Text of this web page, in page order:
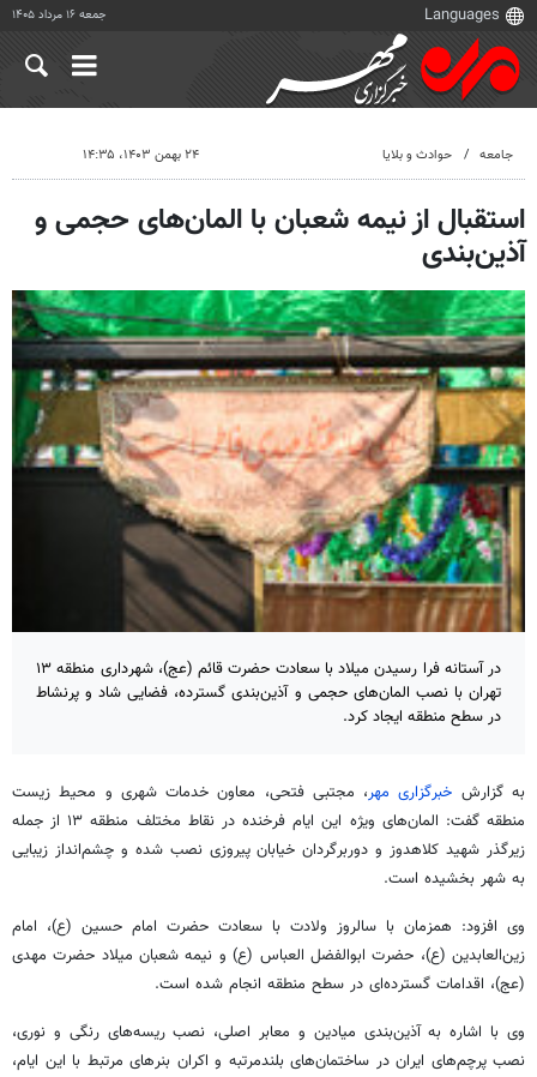
جمعه ۱۶ مرداد ۱۴۰۵
جامعه حوادث و بلایا ۲۴ بهمن ۱۴۰۳، ۱۴:۳۵
استقبال از نیمه شعبان با المان‌های حجمی و
آذین‌بندی
در آستانه فرا رسیدن میلاد با سعادت حضرت قائم (عج)، شهرداری منطقه ۱۳
تهران با نصب المان‌های حجمی و آذین‌بندی گسترده، فضایی شاد و پرنشاط
در سطح منطقه ایجاد کرد.
به گزارش خبرگزاری مهر، مجتبی فتحی، معاون خدمات شهری و محیط زیست
منطقه گفت: المان‌های ویژه این ایام فرخنده در نقاط مختلف منطقه ۱۳ از جمله
زیرگذر شهید کلاهدوزو دوربرگردان خیابان پیروزی نصب شده و چشم‌انداز زیبایی
به شهر بخشیده است.
وی افزود: همزمان با سالروز ولادت با سعادت حضرت امام حسین (ع)، امام
زین‌العابدین (ع)، حضرت ابوالفضل العباس (ع)و نیمه شعبان میلاد حضرت مهدی
(عج)، اقدامات گسترده‌ای در سطح منطقه انجام شده است.
وی با اشاره به آذین‌بندی میادین و معابر اصلی، نصب ریسه‌های رنگی و نوری،
نصب پرچم‌های ایران در ساختمان‌های بلندمرتبه و اکران بنرهای مرتبط با این ایام،